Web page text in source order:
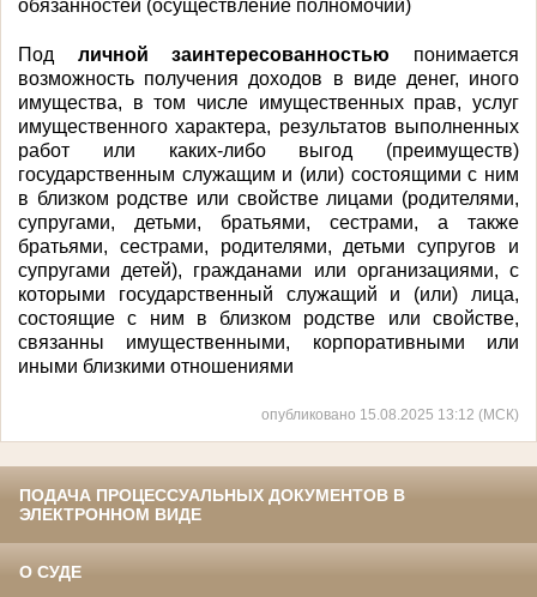
обязанностей (осуществление полномочий)
Под личной заинтересованностью понимается
возможность получения доходов в виде денег, иного
имущества, в том числе имущественных прав, услуг
имущественного характера, результатов выполненных
работ или каких-либо выгод (преимуществ)
государственным служащим и (или) состоящими с ним
в близком родстве или свойстве лицами (родителями,
супругами, детьми, братьями, сестрами, а также
братьями, сестрами, родителями, детьми супругов и
супругами детей), гражданами или организациями, с
которыми государственный служащий и (или) лица,
состоящие с ним в близком родстве или свойстве,
связанны имущественными, корпоративными или
иными близкими отношениями
опубликовано 15.08.2025 13:12 (МСК)
ПОДАЧА ПРОЦЕССУАЛЬНЫХ ДОКУМЕНТОВ В
ЭЛЕКТРОННОМ ВИДЕ
О СУДЕ